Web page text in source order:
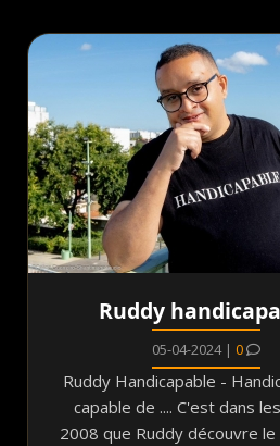
Ruddy
05-04-2024 | 0
Ruddy Handicapable -
capable de .... C'est dans
2008 que Ruddy découvre le